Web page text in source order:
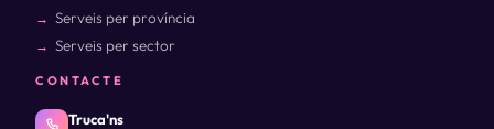
Serveis per província
Serveis per sector
CONTACTE
Truca'ns